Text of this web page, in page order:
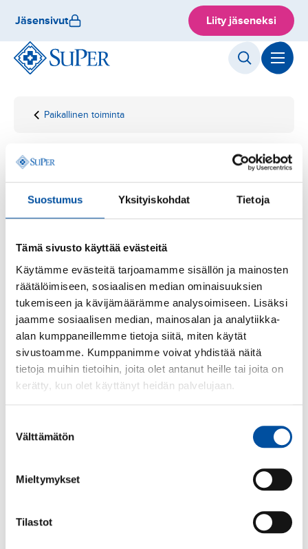
Suostumus Yksityiskohdat Tietoja
Tämä sivusto käyttää evästeitä
Käytämme evästeitä tarjoamamme sisällön ja mainosten
räätälöimiseen, sosiaalisen median ominaisuuksien
tukemiseen ja kävijämäärämme analysoimiseen. Lisäksi
jaamme sosiaalisen median, mainosalan ja analytiikka-
alan kumppaneillemme tietoja siitä, miten käytät
sivustoamme. Kumppanimme voivat yhdistää näitä
tietoja muihin tietoihin, joita olet antanut heille tai joita on
kerätty, kun olet käyttänyt heidän palvelujaan.
valinta
Välttämätön
Mieltymykset
Tilastot
sisältöön
Jäsensivut Liity jäseneksi
Etusivu
Paikallinen toiminta
Ammattiosastohaku
Ammattiosastohaku
Kartalta löydät kaikki SuPerin ammattiosastot. Voit rajata
ammattiosaston nimellä tai numerolla.